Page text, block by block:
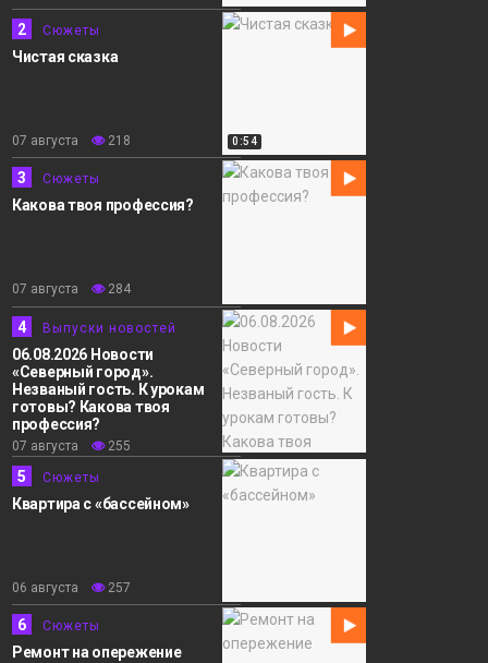
Сюжеты
0:54
2 Сюжеты
Чистая сказка
07 августа 218
3 Сюжеты
Какова твоя профессия?
07 августа 284
4 Выпуски новостей
06.08.2026 Новости
«Северный город».
Незваный гость. К урокам
готовы? Какова твоя
профессия?
07 августа 255
5 Сюжеты
Квартира с «бассейном»
06 августа 257
6 Сюжеты
Ремонт на опережение